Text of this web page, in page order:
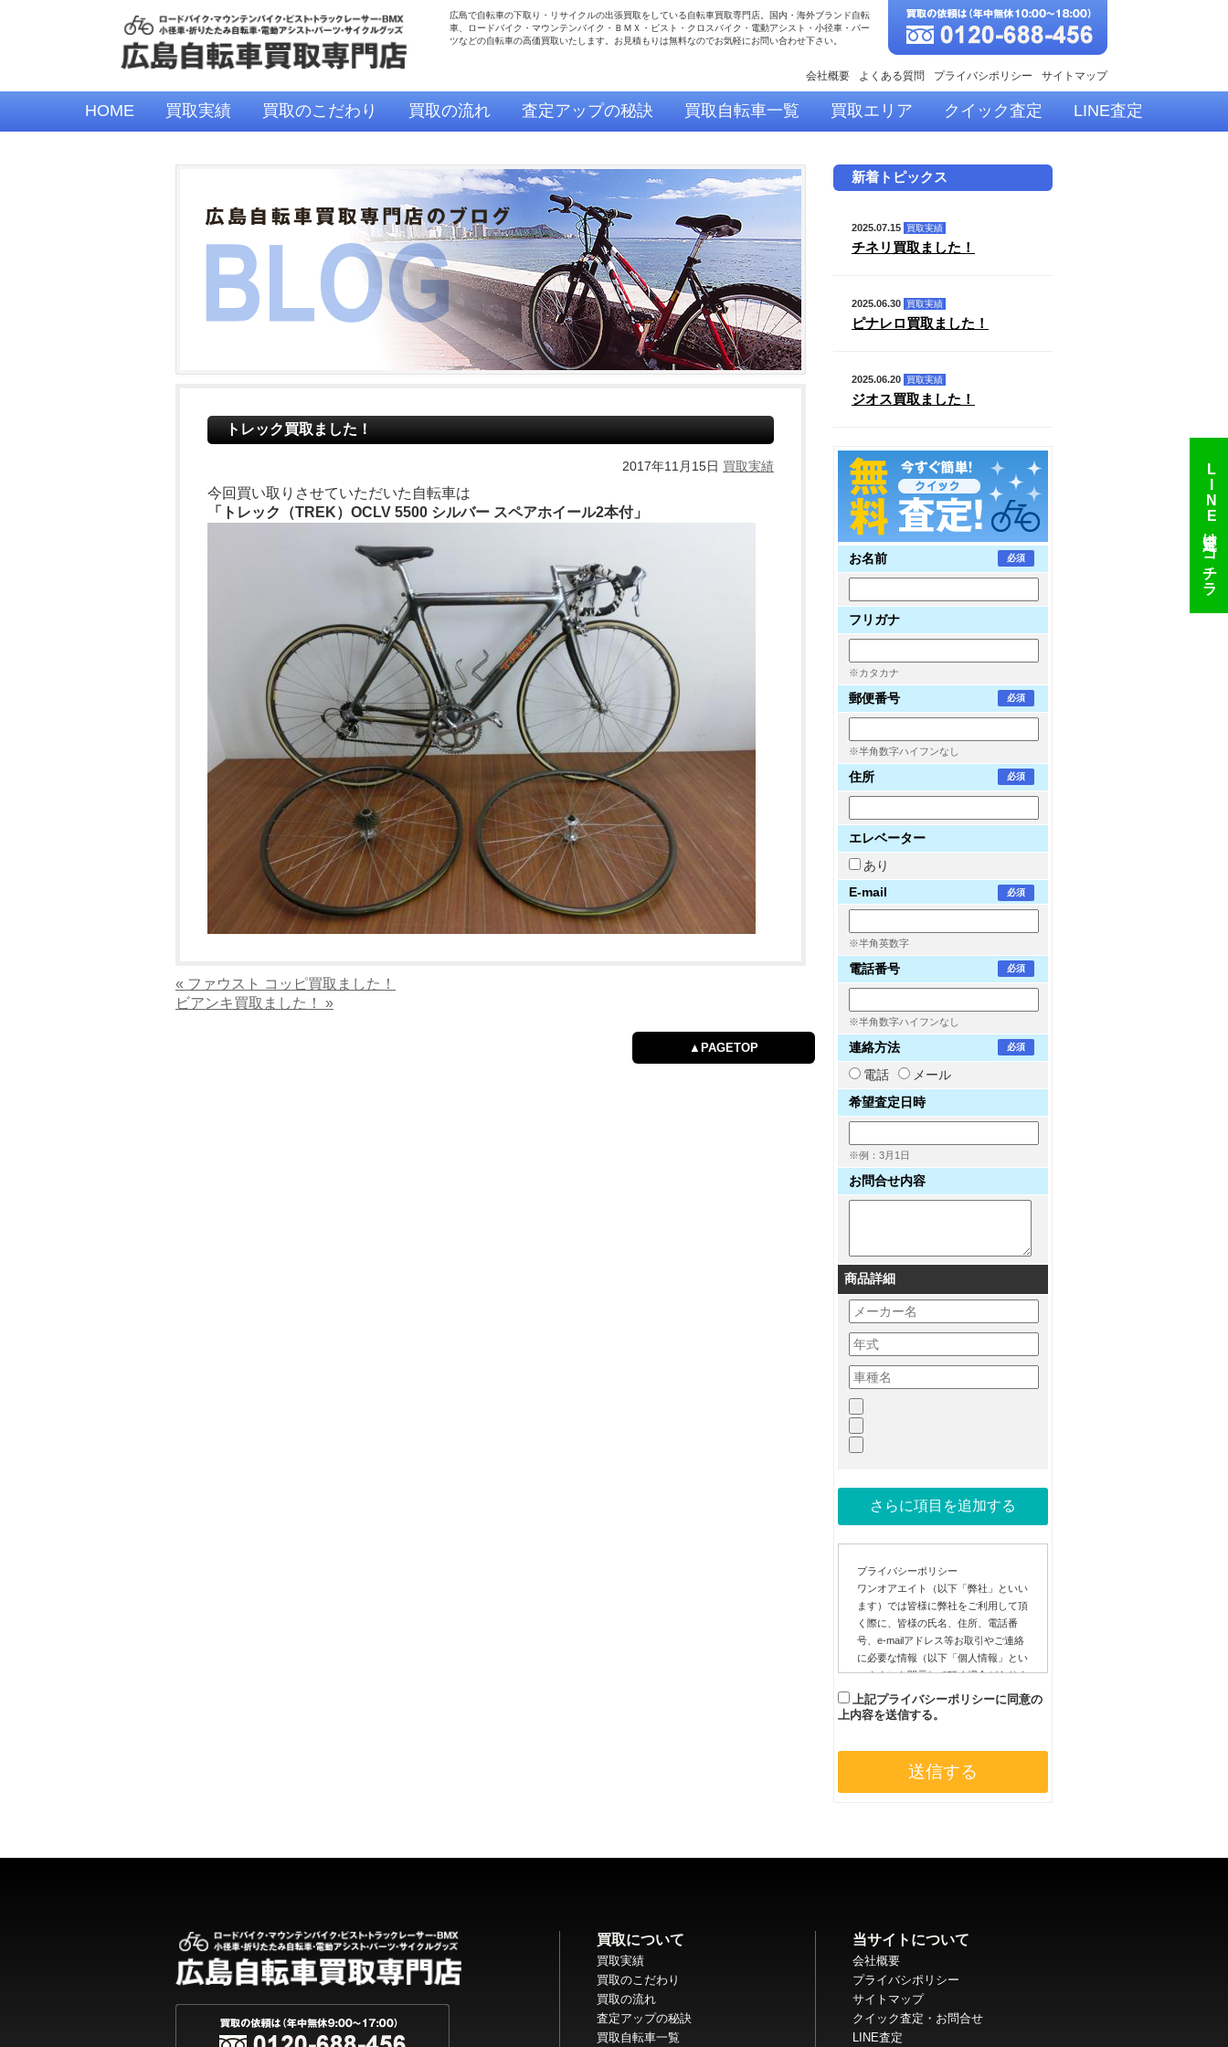
広島で自転車の下取り・リサイクルの出張買取をしている自転車買取専門店。国内・海外ブランド自転
車、ロードバイク・マウンテンバイク・ＢＭＸ・ピスト・クロスバイク・電動アシスト・小径車・パー
ツなどの自転車の高価買取いたします。お見積もりは無料なのでお気軽にお問い合わせ下さい。
会社概要 よくある質問 プライバシポリシー サイトマップ
HOME 買取実績 買取のこだわり 買取の流れ 査定アップの秘訣 買取自転車一覧 買取エリア クイック査定 LINE査定
トレック買取ました！
2017年11月15日 買取実績
今回買い取りさせていただいた自転車は
「トレック（TREK）OCLV 5500 シルバー スペアホイール2本付」
« ファウスト コッピ買取ました！
ビアンキ買取ました！ »
新着トピックス
2025.07.15 買取実績
チネリ買取ました！
2025.06.30 買取実績
ピナレロ買取ました！
2025.06.20 買取実績
ジオス買取ました！
お名前 必須
フリガナ
※カタカナ
郵便番号 必須
※半角数字ハイフンなし
住所 必須
エレベーター
あり
E-mail
必須
※半角英数字
電話番号 必須
※半角数字ハイフンなし
連絡方法 必須
電話
メール
希望査定日時
※例：3月1日
お問合せ内容
商品詳細
プライバシーポリシー
ワンオアエイト（以下「弊社」といい
ます）では皆様に弊社をご利用して頂
く際に、皆様の氏名、住所、電話番
号、e-mailアドレス等お取引やご連絡
に必要な情報（以下「個人情報」とい
います）を開示して頂く場合がありま
す。
このプライバシーポリシーに則って個
人情報を取り扱います。
■個人情報の利用目的について
弊社は個人情報を以下の目的で利用さ
せて頂きます。
1.皆様へのサービスの提供及び代金の
上記プライバシーポリシーに同意の
上内容を送信する。
▲PAGETOP
買取について
買取実績
買取のこだわり
買取の流れ
査定アップの秘訣
買取自転車一覧
当サイトについて
会社概要
プライバシポリシー
サイトマップ
クイック査定・お問合せ
LINE査定
LINE
査定はコチラ